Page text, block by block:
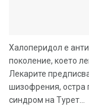
Халоперидол е
поколение, което
Лекарите
шизофрения, остра
синдром на Турет...